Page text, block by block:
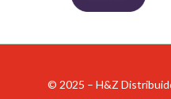
© 2025 – H&Z